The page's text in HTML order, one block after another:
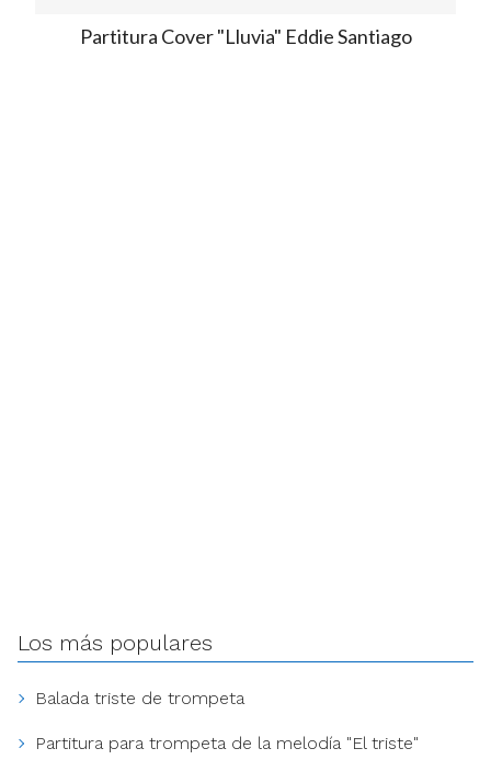
Partitura Cover "Lluvia" Eddie Santiago
Los más populares
Balada triste de trompeta
Partitura para trompeta de la melodía "El triste"